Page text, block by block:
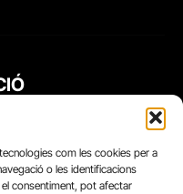
com les cookies per a
o les identificacions
consentiment, pot afectar